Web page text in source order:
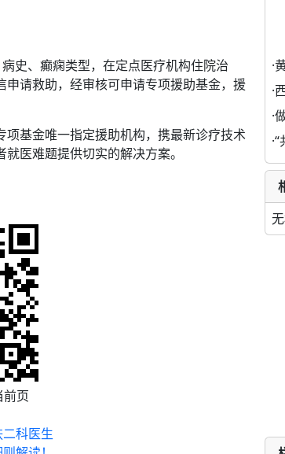
、癫痫类型，在定点医疗机构住院治
请救助，经审核可申请专项援助基金，援
基金唯一指定援助机构，携最新诊疗技术
医难题提供切实的解决方案。
页
科医生
·
·
·
·“